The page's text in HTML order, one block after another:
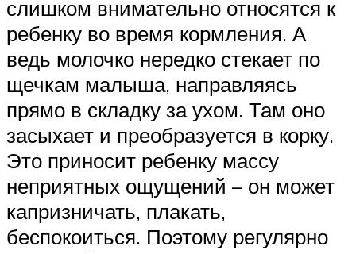
слишком внимательно относятся к
ребенку во время кормления. А
ведь молочко нередко стекает по
щечкам малыша, направляясь
прямо в складку за ухом. Там оно
засыхает и преобразуется в корку.
Это приносит ребенку массу
неприятных ощущений – он может
капризничать, плакать,
беспокоиться. Поэтому регулярно